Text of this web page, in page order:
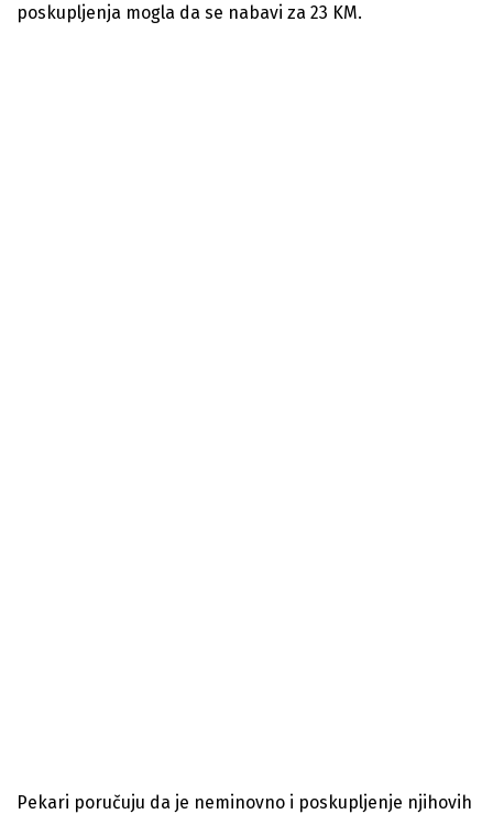
poskupljenja mogla da se nabavi za 23 KM.
Pekari poručuju da je neminovno i poskupljenje njihovih